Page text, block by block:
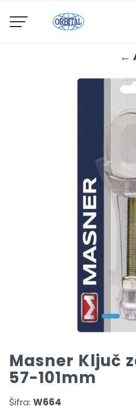
←
Masner Ključ
57-101mm
Šifra: W664